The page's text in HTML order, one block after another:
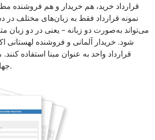
قرارداد خرید، هم خریدار و هم فروشنده
نمونه قرارداد فقط به زبان‌های مختلف
می‌تواند به‌صورت دو زبانه – یعنی در دو زبان
شود. خریدار آلمانی و فروشنده لهستانی
قرارداد واحد به عنوان مبنا استفاده
جهان ساده‌تر می‌شوند.